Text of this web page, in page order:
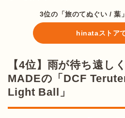
3位の「旅のてぬぐい / 葉
hinataストア
【4位】雨が待ち遠し
MADEの「DCF
Light Ball」